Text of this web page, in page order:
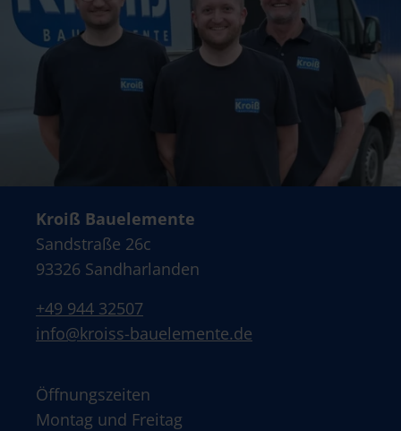
Kroiß Bauelemente
Sandstraße 26c
93326 Sandharlanden
+49 944 32507
info@kroiss-bauelemente.de
Öffnungszeiten
Montag und Freitag